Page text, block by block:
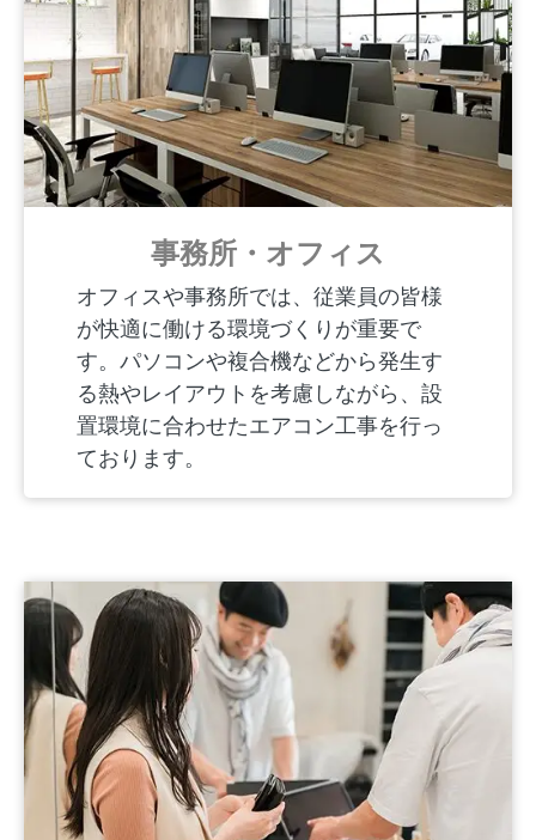
事務所・オフィス
オフィスや事務所では、従業員の皆様
が快適に働ける環境づくりが重要で
す。パソコンや複合機などから発生す
る熱やレイアウトを考慮しながら、設
置環境に合わせたエアコン工事を行っ
ております。